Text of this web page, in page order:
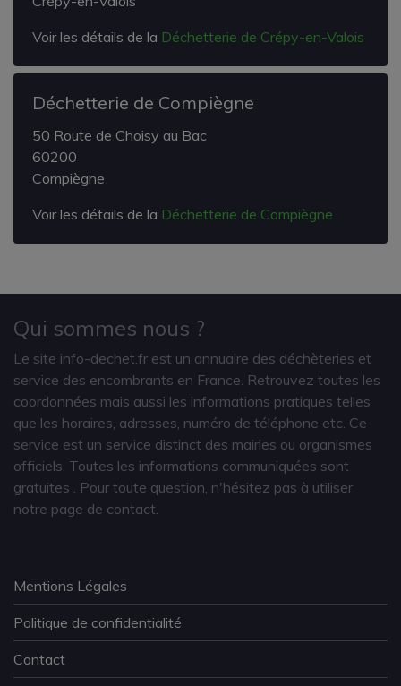
Voir les détails de la Déchetterie de Crépy-en-Valois
Déchetterie de Compiègne
50 Route de Choisy au Bac
60200
Compiègne
Voir les détails de la Déchetterie de Compiègne
Qui sommes nous ?
Le site info-dechet.fr est un annuaire des déchèteries et
service des encombrants en France. Retrouvez toutes les
coordonnées mais aussi les informations pratiques telles
que les horaires, adresses, numéro de téléphone etc. Ce
service est un service distinct des mairies ou organismes
officiels. Toutes les informations communiquées sont
gratuites
. Pour toute question, n'hésitez pas à utiliser
notre page de contact.
Mentions Légales
Politique de confidentialité
Contact